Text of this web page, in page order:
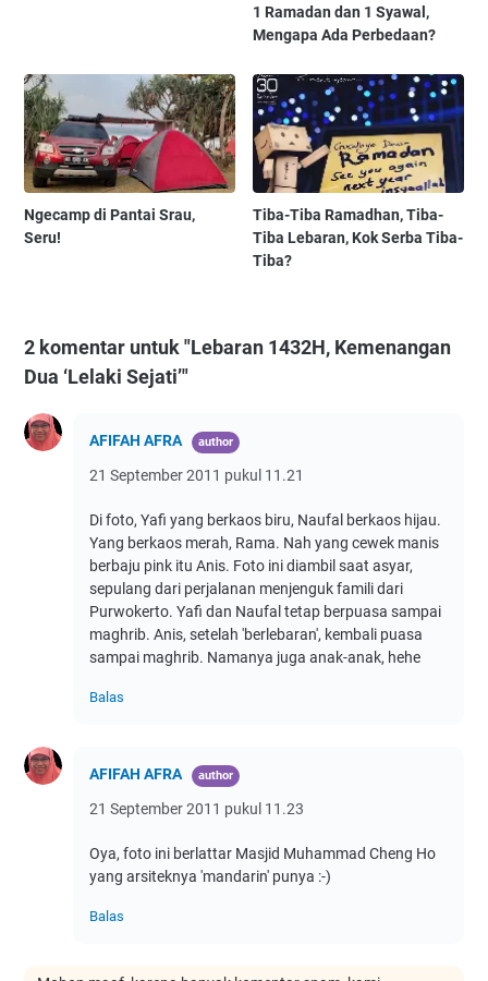
1 Ramadan dan 1 Syawal,
Mengapa Ada Perbedaan?
Ngecamp di Pantai Srau,
Seru!
Tiba-Tiba Ramadhan, Tiba-
Tiba Lebaran, Kok Serba Tiba-
Tiba?
2 komentar untuk "Lebaran 1432H, Kemenangan
Dua ‘Lelaki Sejati’"
AFIFAH AFRA
21 September 2011 pukul 11.21
Di foto, Yafi yang berkaos biru, Naufal berkaos hijau.
Yang berkaos merah, Rama. Nah yang cewek manis
berbaju pink itu Anis. Foto ini diambil saat asyar,
sepulang dari perjalanan menjenguk famili dari
Purwokerto. Yafi dan Naufal tetap berpuasa sampai
maghrib. Anis, setelah 'berlebaran', kembali puasa
sampai maghrib. Namanya juga anak-anak, hehe
Balas
AFIFAH AFRA
21 September 2011 pukul 11.23
Oya, foto ini berlattar Masjid Muhammad Cheng Ho
yang arsiteknya 'mandarin' punya :-)
Balas